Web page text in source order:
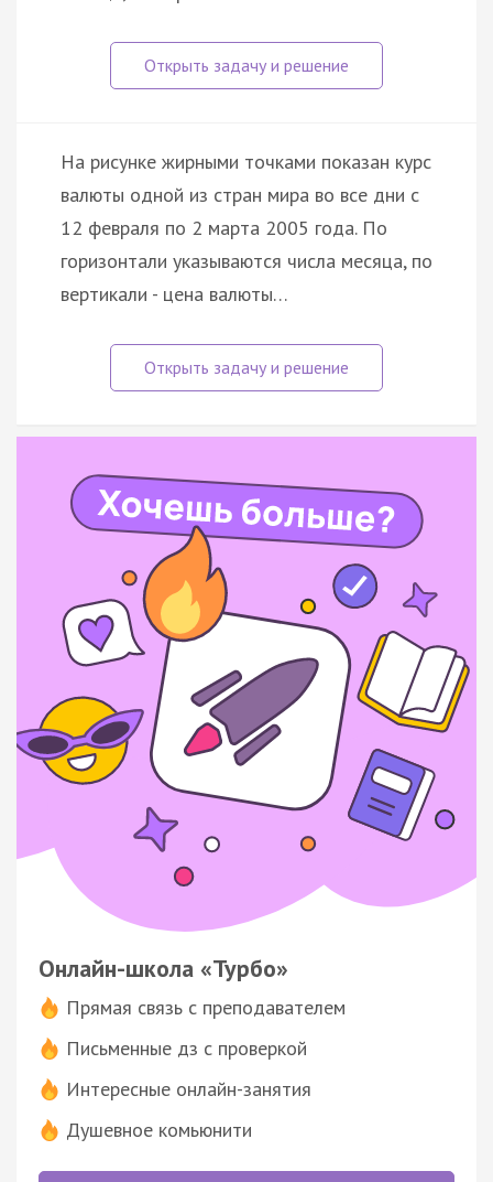
На рисунке жирными точками показан курс
валюты одной из стран мира во все дни с
12 февраля по 2 марта 2005 года. По
горизонтали указываются числа месяца, по
вертикали - цена валюты…
Онлайн-школа «Турбо»
Прямая связь с преподавателем
Письменные дз с проверкой
Интересные онлайн-занятия
Душевное комьюнити